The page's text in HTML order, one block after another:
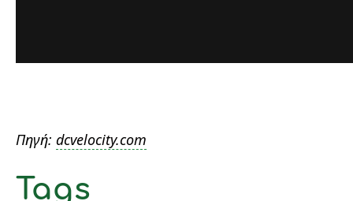
Πηγή: dcvelocity.com
Tags